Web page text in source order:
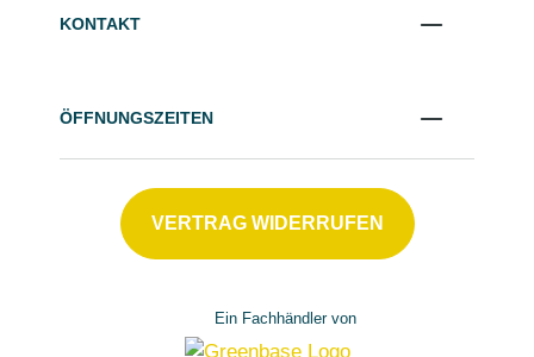
KONTAKT
ÖFFNUNGSZEITEN
VERTRAG WIDERRUFEN
Ein Fachhändler von